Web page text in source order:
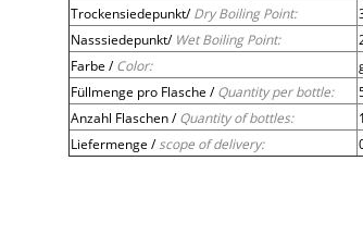
Trockensiedepunkt/Dry Boiling Point:
Nasssiedepunkt/ Wet Boiling Point:
Farbe /Color:
Füllmenge pro Flasche /Quantity per bottle:
Anzahl Flaschen /Quantity of bottles:
1
Liefermenge /scope of delivery: